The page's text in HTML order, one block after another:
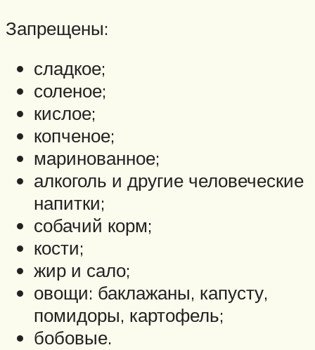
Запрещены:
сладкое;
соленое;
кислое;
копченое;
маринованное;
алкоголь и другие человеческие
напитки;
собачий корм;
кости;
жир и сало;
овощи: баклажаны, капусту,
помидоры, картофель;
бобовые.